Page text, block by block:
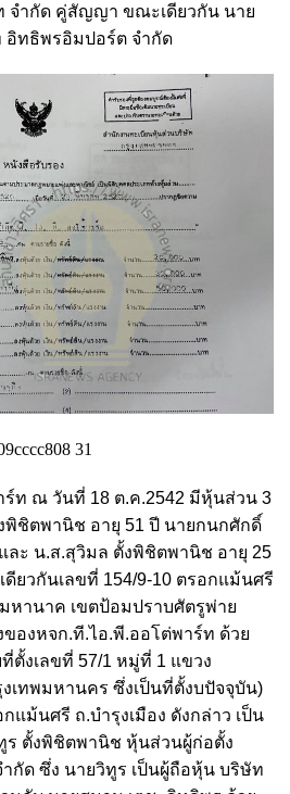
จำกัด คู่สัญญา ขณะเดียวกัน นาย
อิทธิพรอิมปอร์ต จำกัด
ร์ท ณ วันที่ 18 ต.ค.2542 มีหุ้นส่วน 3
ชิตพานิช อายุ 51 ปี นายกนกศักดิ์
ละ น.ส.สุวิมล ตั้งพิชิตพานิช อายุ 25
ยวกันเลขที่ 154/9-10 ตรอกแม้นศรี
หานาค เขตป้อมปราบศัตรูพ่าย
ของหจก.ที.ไอ.พี.ออโต่พาร์ท ด้วย
ตั้งเลขที่ 57/1 หมู่ที่ 1 แขวง
เทพมหานคร ซึ่งเป็นที่ตั้งบปัจจุบัน)
แม้นศรี ถ.บำรุงเมือง ดังกล่าว เป็น
ร ตั้งพิชิตพานิช หุ้นส่วนผู้ก่อตั้ง
กัด ซึ่ง นายวิทูร เป็นผู้ถือหุ้น บริษัท